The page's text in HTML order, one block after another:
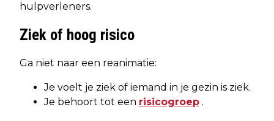
hulpverleners.
Ziek of hoog risico
Ga niet naar een reanimatie:
Je voelt je ziek of iemand in je gezin is ziek.
Je behoort tot een risicogroep .